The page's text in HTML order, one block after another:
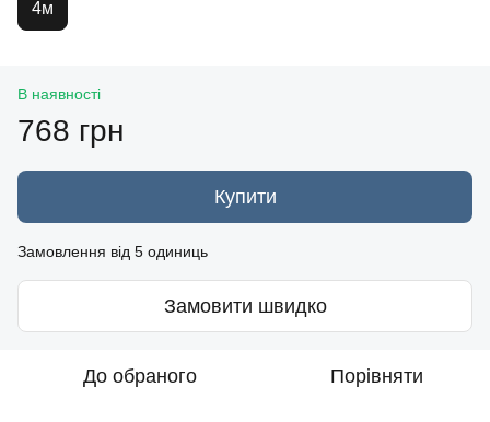
4м
В наявності
768 грн
Купити
Замовлення від 5 одиниць
Замовити швидко
До обраного Порівняти